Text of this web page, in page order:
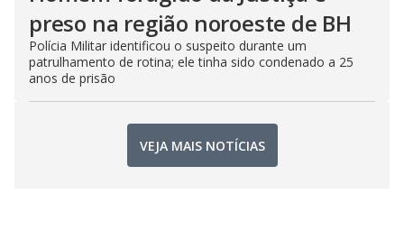
preso na região noroeste de BH
Polícia Militar identificou o suspeito durante um
patrulhamento de rotina; ele tinha sido condenado a 25
anos de prisão
VEJA MAIS NOTÍCIAS